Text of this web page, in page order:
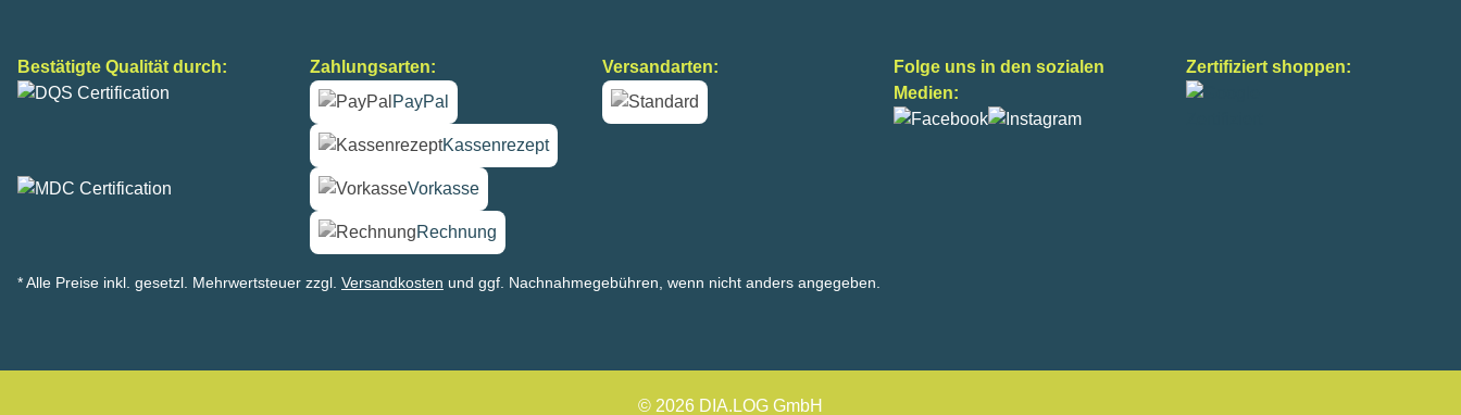
Bestätigte Qualität durch:
Zahlungsarten:
PayPal
Kassenrezept
Vorkasse
Rechnung
Versandarten:
Folge uns in den sozialen
Medien:
Zertifiziert shoppen:
* Alle Preise inkl. gesetzl. Mehrwertsteuer zzgl. Versandkosten und ggf. Nachnahmegebühren, wenn nicht anders angegeben.
© 2026 DIA.LOG GmbH